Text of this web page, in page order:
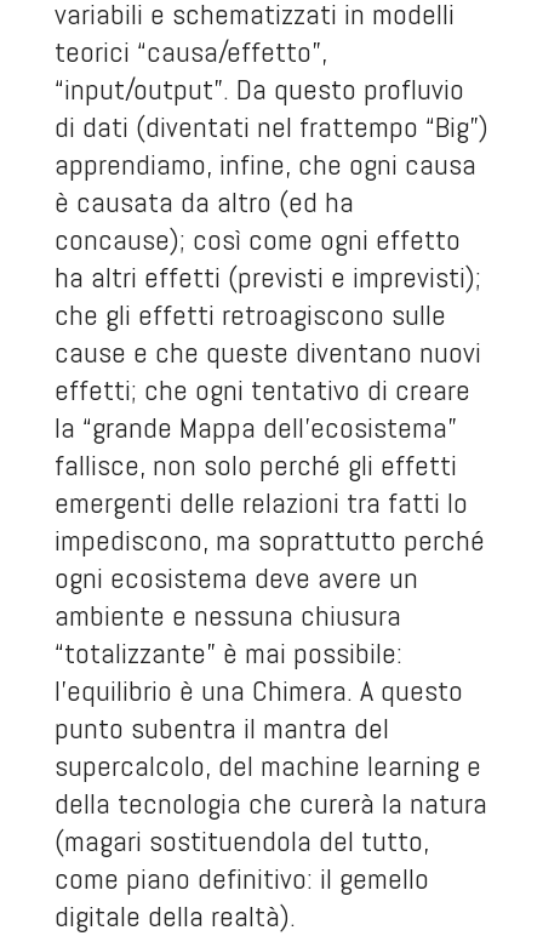
variabili e schematizzati in modelli
teorici “causa/effetto”,
“input/output”. Da questo profluvio
di dati (diventati nel frattempo “Big”)
apprendiamo, infine, che ogni causa
è causata da altro (ed ha
concause); così come ogni effetto
ha altri effetti (previsti e imprevisti);
che gli effetti retroagiscono sulle
cause e che queste diventano nuovi
effetti; che ogni tentativo di creare
la “grande Mappa dell’ecosistema”
fallisce, non solo perché gli effetti
emergenti delle relazioni tra fatti lo
impediscono, ma soprattutto perché
ogni ecosistema deve avere un
ambiente e nessuna chiusura
“totalizzante” è mai possibile:
l’equilibrio è una Chimera. A questo
punto subentra il mantra del
supercalcolo, del machine learning e
della tecnologia che curerà la natura
(magari sostituendola del tutto,
come piano definitivo: il gemello
digitale della realtà).